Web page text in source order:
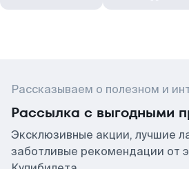
Рассказываем о полезном и
Рассылка с выгодными
Эксклюзивные акции, лучшие
заботливые рекомендации от